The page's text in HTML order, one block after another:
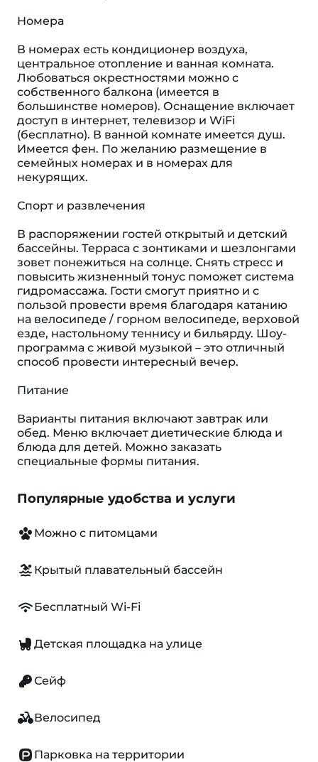
Номера
В номерах есть кондиционер воздуха,
центральное отопление и ванная комната.
Любоваться окрестностями можно с
собственного балкона (имеется в
большинстве номеров). Оснащение включает
доступ в интернет, телевизор и WiFi
(бесплатно). В ванной комнате имеется душ.
Имеется фен. По желанию размещение в
семейных номерах и в номерах для
некурящих.
Спорт и развлечения
В распоряжении гостей открытый и детский
бассейны. Терраса с зонтиками и шезлонгами
зовет понежиться на солнце. Снять стресс и
повысить жизненный тонус поможет система
гидромассажа. Гости смогут приятно и с
пользой провести время благодаря катанию
на велосипеде / горном велосипеде, верховой
езде, настольному теннису и бильярду. Шоу-
программа с живой музыкой – это отличный
способ провести интересный вечер.
Питание
Варианты питания включают завтрак или
обед. Меню включает диетические блюда и
блюда для детей. Можно заказать
специальные формы питания.
Популярные удобства и услуги
Можно с питомцами
Крытый плавательный бассейн
Бесплатный Wi-Fi
Детская площадка на улице
Сейф
Велосипед
Парковка на территории